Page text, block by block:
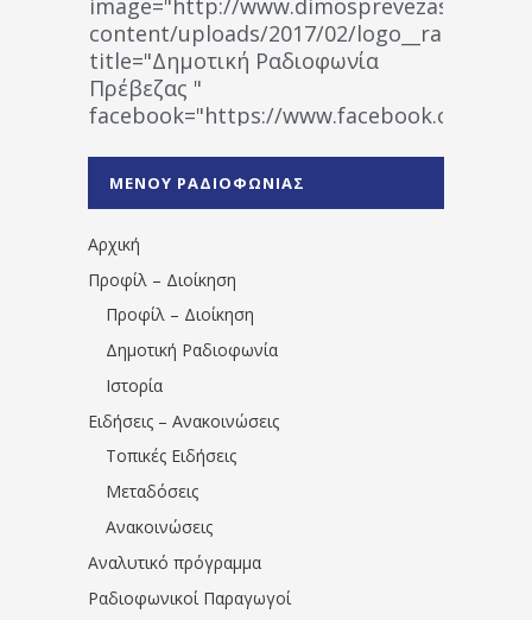
content/uploads/2017/02/
title="Δημοτική Ραδιοφωνία
Πρέβεζας "
facebook="https://www.facebook.com/
1531194763766854/" artist="" ]
ΜΕΝΟΥ ΡΑΔΙΟΦΩΝΙΑΣ
Αρχική
Προφίλ – Διοίκηση
Προφίλ – Διοίκηση
Δημοτική Ραδιοφωνία
Ιστορία
Ειδήσεις – Ανακοινώσεις
Τοπικές Ειδήσεις
Μεταδόσεις
Ανακοινώσεις
Αναλυτικό πρόγραμμα
Ραδιοφωνικοί Παραγωγοί